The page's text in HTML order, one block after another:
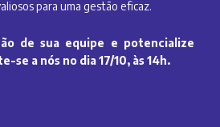
para uma gestão eficaz.
de sua equipe e potencialize
se a nós no dia 17/10, às 14h.